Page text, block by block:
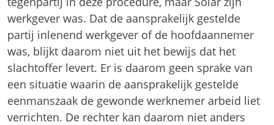
werkgever was. Dat de aansprakelijk gestelde
partij inlenend werkgever of de hoofdaannemer
was, blijkt daarom niet uit het bewijs dat het
slachtoffer levert. Er is daarom geen sprake van
een situatie waarin de aansprakelijk gestelde
eenmanszaak de gewonde werknemer arbeid liet
verrichten. De rechter kan daarom niet anders